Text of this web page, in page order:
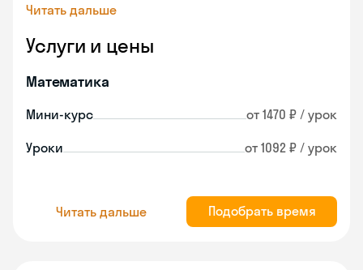
Читать дальше
Услуги и цены
Математика
Мини-курс от 1470 ₽ / урок
Уроки от 1092 ₽ / урок
Читать дальше Подобрать время